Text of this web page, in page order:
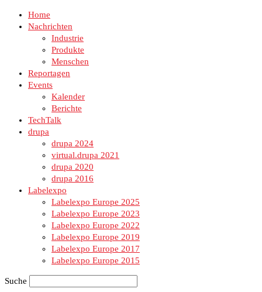
Home
Nachrichten
Industrie
Produkte
Menschen
Reportagen
Events
Kalender
Berichte
TechTalk
drupa
drupa 2024
virtual.drupa 2021
drupa 2020
drupa 2016
Labelexpo
Labelexpo Europe 2025
Labelexpo Europe 2023
Labelexpo Europe 2022
Labelexpo Europe 2019
Labelexpo Europe 2017
Labelexpo Europe 2015
Suche